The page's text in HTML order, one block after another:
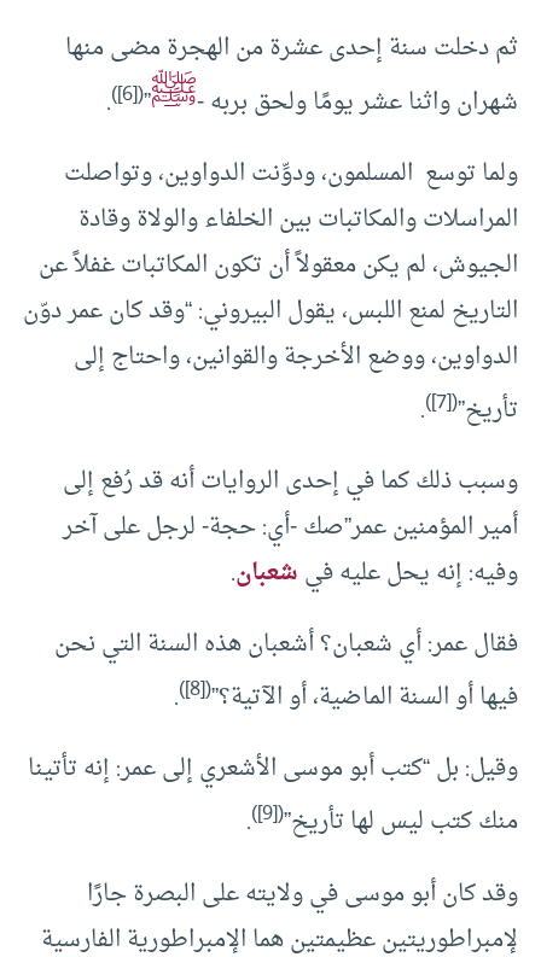
ثم دخلت سنة إحدى عشرة من الهجرة مضى منها
شهران واثنا عشر يومًا ولحق بربه -ﷺ”
(
[6]
)
.
ولما توسع المسلمون، ودوِّنت الدواوين، وتواصلت
المراسلات والمكاتبات بين الخلفاء والولاة وقادة
الجيوش، لم يكن معقولاً أن تكون المكاتبات غفلاً عن
التاريخ لمنع اللبس، يقول البيروني: “وقد كان عمر دوّن
الدواوين، ووضع الأخرجة والقوانين، واحتاج إلى
تأريخ”(
[7]
)
.
وسبب ذلك كما في إحدى الروايات أنه قد رُفع إلى
أمير المؤمنين عمر”صك -أي: حجة- لرجل على آخر
وفيه: إنه يحل عليه فيشعبان.
فقال عمر: أي شعبان؟ أشعبان هذه السنة التي نحن
فيها أو السنة الماضية، أو الآتية؟”(
[8]
)
.
وقيل: بل “كتب أبو موسى الأشعري إلى عمر: إنه تأتينا
منك كتب ليس لها تأريخ”(
[9]
)
.
وقد كان أبو موسى في ولايته على البصرة جارًا
لإمبراطوريتين عظيمتين هما الإمبراطورية الفارسية